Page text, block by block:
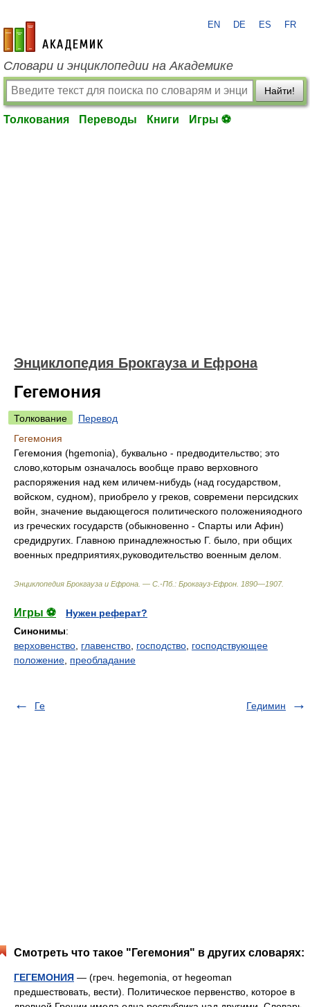
academic.ru
EN DE ES FR
Словари и энциклопедии на Академике
Найти!
Толкования Переводы Книги Игры ⚽
Энциклопедия Брокгауза и Ефрона
Гегемония
Толкование
Перевод
Гегемония
Гегемония (hgemonia), буквально - предводительство; это
слово,которым означалось вообще право верховного
распоряжения над кем иличем-нибудь (над государством,
войском, судном), приобрело у греков, современи персидских
войн, значение выдающегося политического положенияодного
из греческих государств (обыкновенно - Спарты или Афин)
средидругих. Главною принадлежностью Г. было, при общих
военных предприятиях,руководительство военным делом.
Энциклопедия Брокгауза и Ефрона. — С.-Пб.: Брокгауз-Ефрон 1890—1907.
Игры ⚽
Нужен реферат?
Синонимы:
верховенство главенство господство господствующее
положение преобладание
Ге Гедимин
Смотреть что такое "Гегемония" в других словарях:
ГЕГЕМОНИЯ — (греч. hegemonia, от hegeoman
предшествовать, вести). Политическое первенство, которое в